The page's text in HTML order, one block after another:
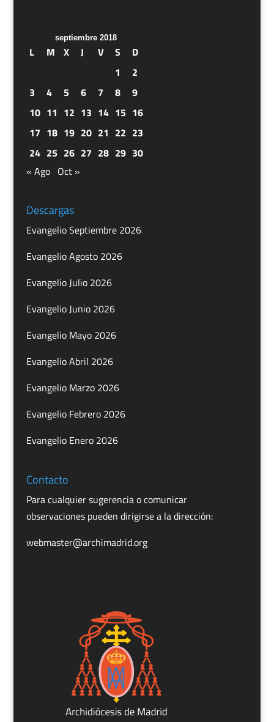
septiembre 2018
L M X J V S
D
1
2
3
4 5 6 7 8
9
10 11 12 13 14 15 16
17 18 19 20 21 22 23
24 25 26 27 28 29 30
« Ago Oct »
Descargas
Evangelio Septiembre 2026
Evangelio Agosto 2026
Evangelio Julio 2026
Evangelio Junio 2026
Evangelio Mayo 2026
Evangelio Abril 2026
Evangelio Marzo 2026
Evangelio Febrero 2026
Evangelio Enero 2026
Contacto
Para cualquier sugerencia o comunicar
observaciones pueden dirigirse a la dirección:
webmaster@archimadrid.org